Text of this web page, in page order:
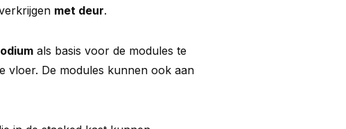
met deur.
als basis voor de modules te
vloer. De modules kunnen ook aan